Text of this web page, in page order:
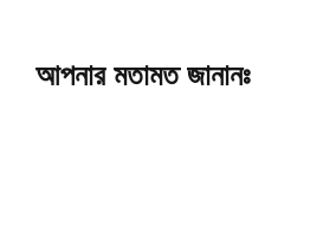
আপনার মতামত জানানঃ